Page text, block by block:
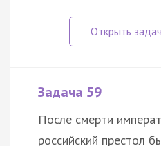
Задача 59
После смерти
российский престол